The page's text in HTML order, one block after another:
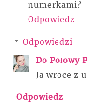
numerkami?
Odpowiedz
Odpowiedzi
Do Połowy
Ja wroce z
Odpowiedz